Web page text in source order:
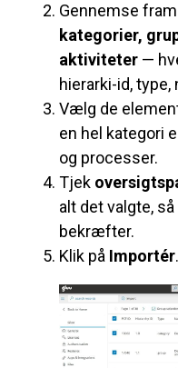
Gennemse
kategorier,
aktiviteter —
hierarki-id, type,
Vælg de
en hel kategori
og processer.
Tjek
alt det valgte,
bekræfter.
Klik på Importér.